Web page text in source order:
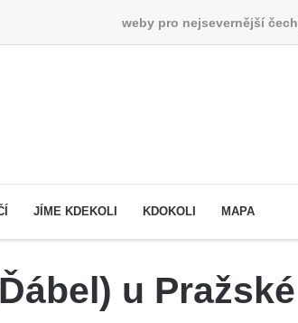
weby pro nejsevernější
JÍME KDEKOLI KDOKOLI MAPA
u